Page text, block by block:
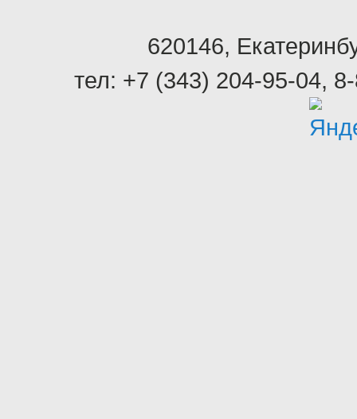
620146,
тел: +7 (343) 204-95-04,